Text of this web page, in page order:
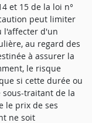
et 15 de la loi n°
peut limiter
l'affecter d'un
au regard des
à assurer la
le risque
si cette durée ou
traitant de la
le prix de ses
ne soit